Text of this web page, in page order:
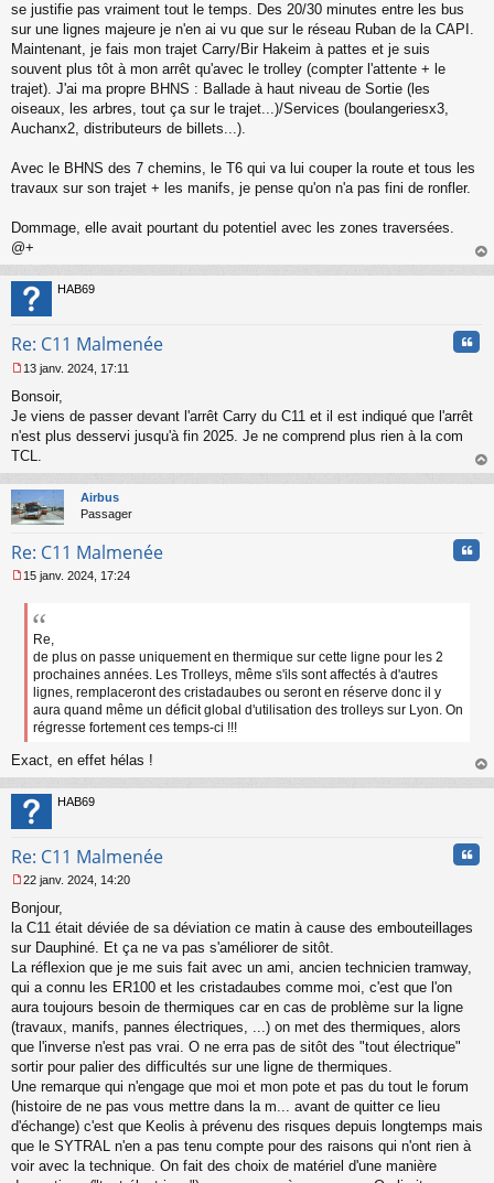
se justifie pas vraiment tout le temps. Des 20/30 minutes entre les bus
sur une lignes majeure je n'en ai vu que sur le réseau Ruban de la CAPI.
Maintenant, je fais mon trajet Carry/Bir Hakeim à pattes et je suis
souvent plus tôt à mon arrêt qu'avec le trolley (compter l'attente + le
trajet). J'ai ma propre BHNS : Ballade à haut niveau de Sortie (les
oiseaux, les arbres, tout ça sur le trajet...)/Services (boulangeriesx3,
Auchanx2, distributeurs de billets...).
Avec le BHNS des 7 chemins, le T6 qui va lui couper la route et tous les
travaux sur son trajet + les manifs, je pense qu'on n'a pas fini de ronfler.
Dommage, elle avait pourtant du potentiel avec les zones traversées.
@+
au
HAB69
Re: C11 Malmenée
e
s
g
o
u
13 janv. 2024, 17:11
Bonsoir,
Je viens de passer devant l'arrêt Carry du C11 et il est indiqué que l'arrêt
n'est plus desservi jusqu'à fin 2025. Je ne comprend plus rien à la com
TCL.
au
Airbus
Passager
Re: C11 Malmenée
e
15 janv. 2024, 17:24
Re,
de plus on passe uniquement en thermique sur cette ligne pour les 2
prochaines années. Les Trolleys, même s'ils sont affectés à d'autres
lignes, remplaceront des cristadaubes ou seront en réserve donc il y
aura quand même un déficit global d'utilisation des trolleys sur Lyon. On
régresse fortement ces temps-ci !!!
Exact, en effet hélas !
au
HAB69
Re: C11 Malmenée
e
s
g
e
n
o
u
22 janv. 2024, 14:20
Bonjour,
la C11 était déviée de sa déviation ce matin à cause des embouteillages
sur Dauphiné. Et ça ne va pas s'améliorer de sitôt.
La réflexion que je me suis fait avec un ami, ancien technicien tramway,
qui a connu les ER100 et les cristadaubes comme moi, c'est que l'on
aura toujours besoin de thermiques car en cas de problème sur la ligne
(travaux, manifs, pannes électriques, ...) on met des thermiques, alors
que l'inverse n'est pas vrai. O ne erra pas de sitôt des "tout électrique"
sortir pour palier des difficultés sur une ligne de thermiques.
Une remarque qui n'engage que moi et mon pote et pas du tout le forum
(histoire de ne pas vous mettre dans la m... avant de quitter ce lieu
d'échange) c'est que Keolis à prévenu des risques depuis longtemps mais
que le SYTRAL n'en a pas tenu compte pour des raisons qui n'ont rien à
voir avec la technique. On fait des choix de matériel d'une manière